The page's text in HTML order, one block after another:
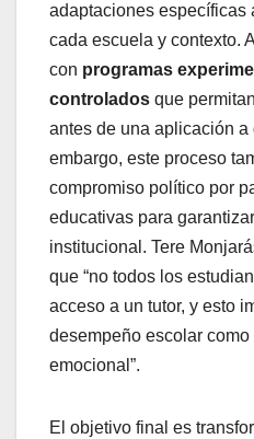
adaptaciones específicas
cada escuela y contexto.
con programas
controlados que
antes de una aplicación a
embargo, este proceso
compromiso político por
educativas para
institucional. Tere
que “no todos los
acceso a un tutor, y esto
desempeño escolar
emocional”.
El objetivo final es